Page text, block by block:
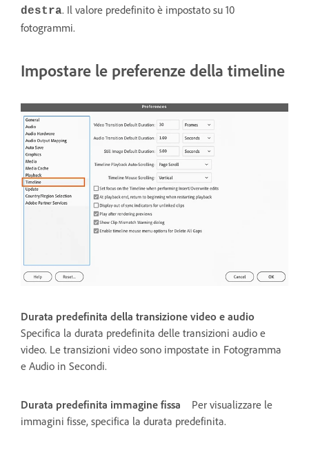
destra. Il valore predefinito è impostato su 10
fotogrammi.
Impostare le preferenze della timeline
Durata predefinita della transizione video e audio
Specifica la durata predefinita delle transizioni audio e
video. Le transizioni video sono impostate in Fotogramma
e Audio in Secondi.
Durata predefinita immagine fissa
Per visualizzare le
immagini fisse, specifica la durata predefinita.